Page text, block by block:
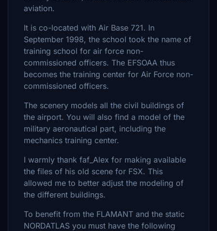
aviation.
It is co-located with Air Base 721. In
September 1998, the school took the name of
training school for air force non-
commissioned officers. The EFSOAA thus
becomes the training center for Air Force non-
commissioned officers.
The scenery models all the civil buildings of
the airport. You will also find a model of the
military aeronautical part, including the
mechanics training center.
I warmly thank faf_Alex for making available
the files of his old scene for FSX. This
allowed me to better adjust the modeling of
the different buildings.
To benefit from the FLAMANT and the static
NORDATLAS you must have the following